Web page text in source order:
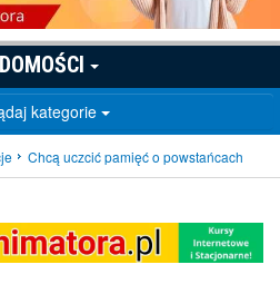
kategorie
Chcą uczcić pamięć o powstańcach